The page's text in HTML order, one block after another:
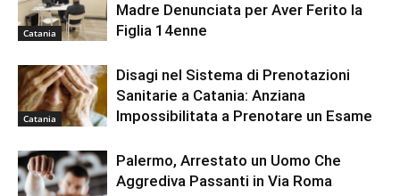
Catania
Madre Denunciata per Aver Ferito la
Figlia 14enne
Catania
Disagi nel Sistema di Prenotazioni
Sanitarie a Catania: Anziana
Impossibilitata a Prenotare un Esame
Palermo, Arrestato un Uomo Che
Aggrediva Passanti in Via Roma